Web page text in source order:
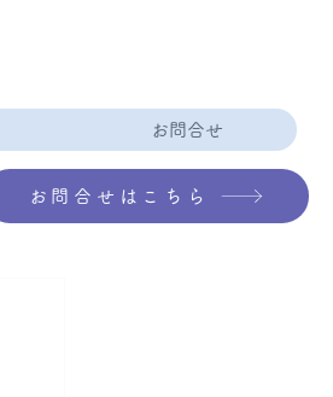
お問合せはこちら
お問合せ